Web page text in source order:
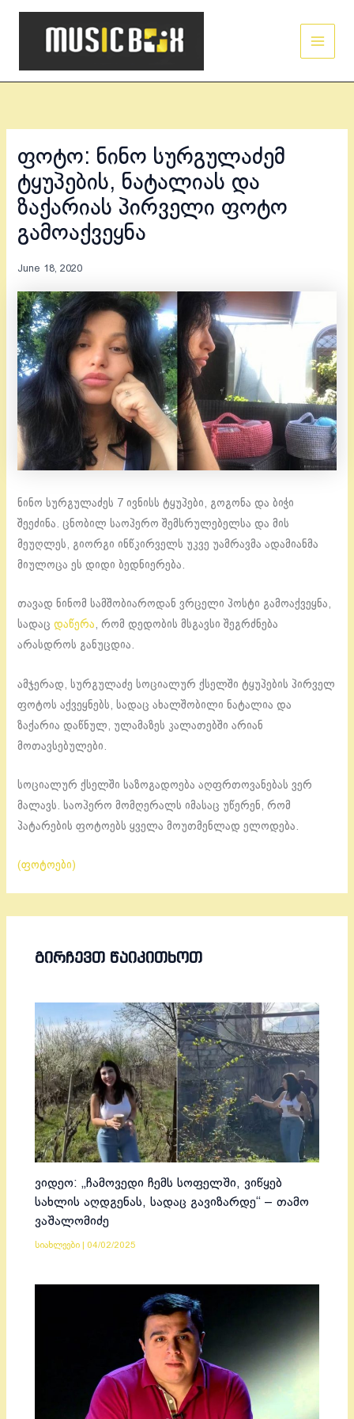
Skip
ფოტო: ნინო სურგულაძემ
ტყუპების, ნატალიას და
ზაქარიას პირველი ფოტო
გამოაქვეყნა
June 18, 2020
ნინო სურგულაძეს 7 ივნისს ტყუპები, გოგონა და ბიჭი
შეეძინა. ცნობილ საოპერო შემსრულებელსა და მის
მეუღლეს, გიორგი ინწკირველს უკვე უამრავმა ადამიანმა
მიულოცა ეს დიდი ბედნიერება.
თავად ნინომ სამშობიაროდან ვრცელი პოსტი გამოაქვეყნა,
სადაცდაწერა, რომ დედობის მსგავსი შეგრძნება
არასდროს განუცდია.
ამჯერად, სურგულაძე სოციალურ ქსელში ტყუპების პირველ
ფოტოს აქვეყნებს, სადაც ახალშობილი ნატალია და
ზაქარია დაწნულ, ულამაზეს კალათებში არიან
მოთავსებულები.
სოციალურ ქსელში საზოგადოება აღფრთოვანებას ვერ
მალავს. საოპერო მომღერალს იმასაც უწერენ, რომ
პატარების ფოტოებს ყველა მოუთმენლად ელოდება.
(ფოტოები)
ᲒᲘᲠᲩᲔᲕᲗ ᲬᲐᲘᲙᲘᲗᲮᲝᲗ
ვიდეო: „ჩამოვედი ჩემს სოფელში, ვიწყებ
სახლის აღდგენას, სადაც გავიზარდე“ – თამო
ვაშალომიძე
სიახლეები 04/02/2025